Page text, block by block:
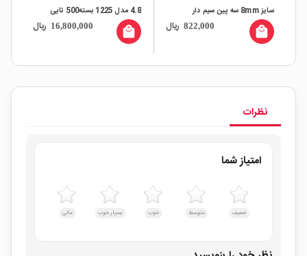
سایز 8mm سه پین سیم دار
822,000 ریال local_mall
4.8 مدل 1225 بسته500 تایی
16,800,000 ریال local_mall
نظرات
امتیاز شما
ضعیف متوسط خوب بسیار خوب عالی